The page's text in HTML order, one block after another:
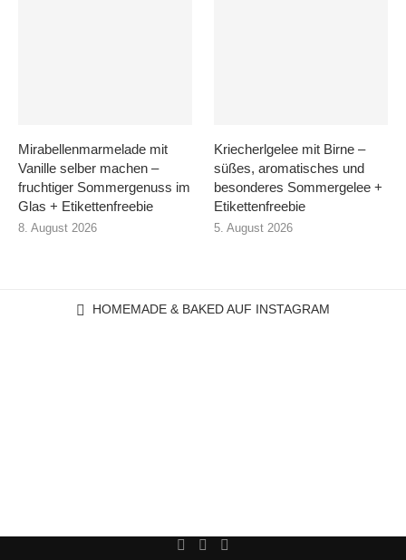
Mirabellenmarmelade mit
Vanille selber machen –
fruchtiger Sommergenuss im
Glas + Etikettenfreebie
8. August 2026
Kriecherlgelee mit Birne –
süßes, aromatisches und
besonderes Sommergelee +
Etikettenfreebie
5. August 2026
HOMEMADE & BAKED AUF INSTAGRAM